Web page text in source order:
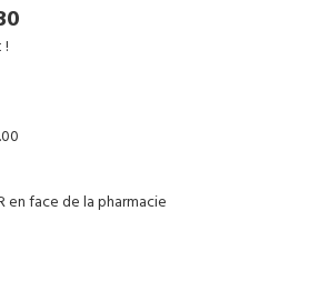
!
en face de la pharmacie